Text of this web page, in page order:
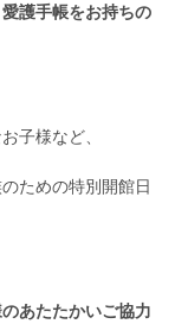
護手帳をお持ちの
子様など、
ための特別開館日
あたたかいご協力